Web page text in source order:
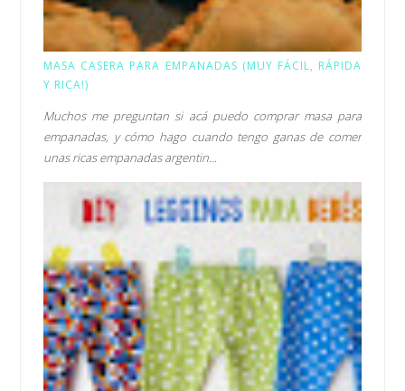
MASA CASERA PARA EMPANADAS (MUY FÁCIL, RÁPIDA
Y RICA!)
Muchos me preguntan si acá puedo comprar masa para
empanadas, y cómo hago cuando tengo ganas de comer
unas ricas empanadas argentin...